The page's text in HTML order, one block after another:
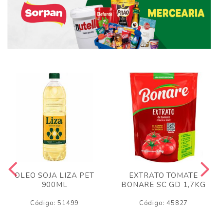
OLEO SOJA LIZA PET
900ML
Código: 51499
EXTRATO TOMATE
BONARE SC GD 1,7KG
Código: 45827